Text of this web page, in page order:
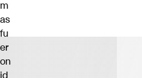
m
as
fu
er
on
id